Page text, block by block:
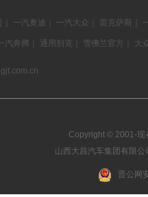
一汽奥迪 一汽大众 雷克萨斯
汽奔腾 通用别克 雪佛兰官方 大
Copyright © 2001-现
山西大昌汽车集团有限
晋公网